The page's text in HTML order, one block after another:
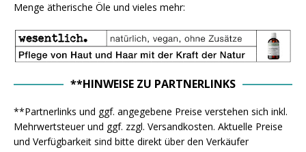
Menge ätherische Öle und vieles mehr:
**HINWEISE ZU PARTNERLINKS
**Partnerlinks und ggf. angegebene Preise verstehen sich inkl.
Mehrwertsteuer und ggf. zzgl. Versandkosten. Aktuelle Preise
und Verfügbarkeit sind bitte direkt über den Verkäufer